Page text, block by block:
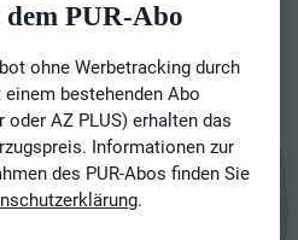
PUR-Abo
ohne Werbetracking durch
bestehenden Abo
oder AZ PLUS) erhalten das
Informationen zur
des PUR-Abos finden Sie
.